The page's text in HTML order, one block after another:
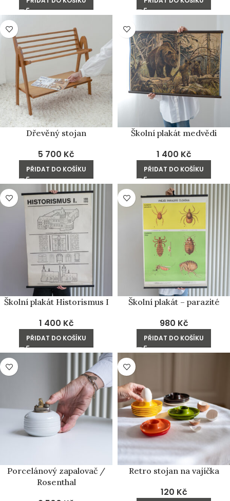
Dřevěný stojan
5 700 Kč
PŘIDAT DO KOŠÍKU
Školní plakát medvědi
1 400 Kč
PŘIDAT DO KOŠÍKU
Školní plakát Historismus I
1 400 Kč
PŘIDAT DO KOŠÍKU
Školní plakát – parazité
980 Kč
PŘIDAT DO KOŠÍKU
Porcelánový zapalovač /
Rosenthal
Retro stojan na vajíčka
120 Kč